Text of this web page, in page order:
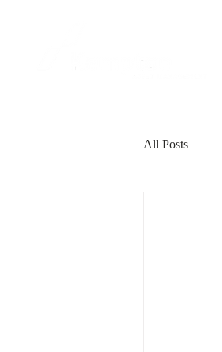
All Posts